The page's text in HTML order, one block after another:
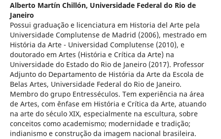
Alberto Martín Chillón, Universidade Federal do Rio de
Janeiro
Possui graduação e licenciatura em Historia del Arte pela
Universidade Complutense de Madrid (2006), mestrado em
História da Arte - Universidad Complutense (2010), e
doutorado em Artes (História e Crítica da Arte) na
Universidade do Estado do Rio de Janeiro (2017). Professor
Adjunto do Departamento de História da Arte da Escola de
Belas Artes, Universidade Federal do Rio de Janeiro.
Membro do grupo Entresséculos. Tem experiência na área
de Artes, com ênfase em História e Crítica da Arte, atuando
na arte do século XIX, especialmente na escultura, sobre
conceitos como academismo; modernidade e tradição;
indianismo e construção da imagem nacional brasileira.